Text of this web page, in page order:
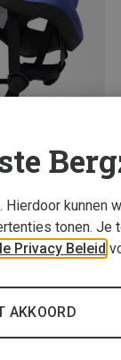
Hierdoor kunnen
tonen. Je
Privacy Beleid
AKKOORD